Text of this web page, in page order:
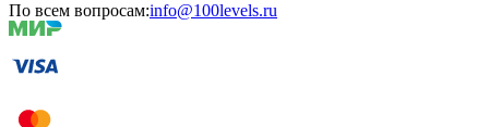
По всем вопросам:info@100levels.ru